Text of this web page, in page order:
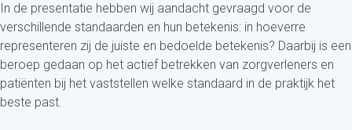
In de presentatie hebben wij aandacht gevraagd voor de
verschillende standaarden en hun betekenis: in hoeverre
representeren zij de juiste en bedoelde betekenis? Daarbij is een
beroep gedaan op het actief betrekken van zorgverleners en
patiënten bij het vaststellen welke standaard in de praktijk het
beste past.